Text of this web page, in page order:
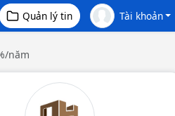
Quản lý tin Tài khoản
năm